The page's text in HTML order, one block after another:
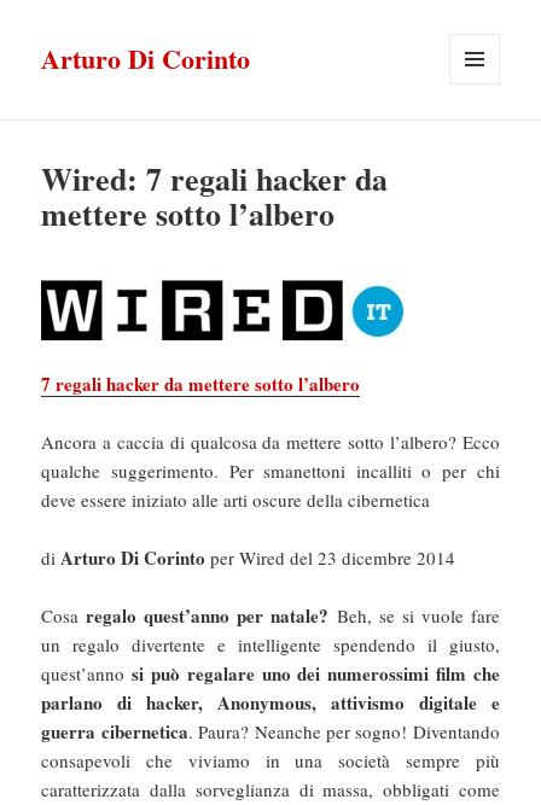
Arturo Di Corinto
Wired: 7 regali hacker da
mettere sotto l’albero
7 regali hacker da mettere sotto l’albero
Ancora a caccia di qualcosa da mettere sotto l’albero? Ecco
qualche suggerimento. Per smanettoni incalliti o per chi
deve essere iniziato alle arti oscure della cibernetica
diArturo Di Corinto per Wired del 23 dicembre 2014
Cosa regalo quest’anno per natale? Beh, se si vuole fare
un regalo divertente e intelligente spendendo il giusto,
quest’annosi può regalare uno dei numerossimi film che
parlano di hacker, Anonymous, attivismo digitale e
guerra cibernetica. Paura? Neanche per sogno! Diventando
consapevoli che viviamo in una società sempre più
caratterizzata dalla sorveglianza di massa, obbligati come